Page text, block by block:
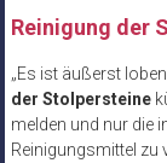
Reinigung der
„Es ist äußerst
der Stolpersteine
melden und nur die
Reinigungsmittel zu